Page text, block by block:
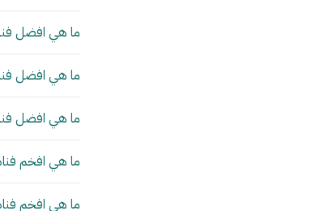
ما هي افضل
ما هي افضل
ما هي افضل
ما هي افخم
ما هي افخم